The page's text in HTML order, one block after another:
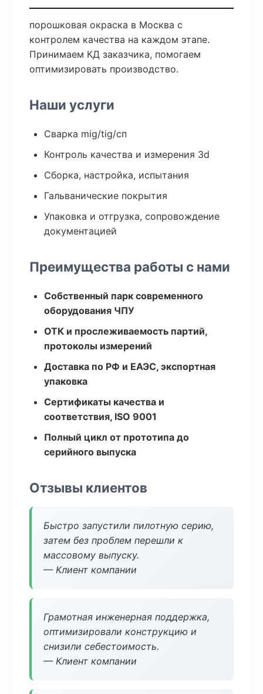
порошковая окраска в Москва с
контролем качества на каждом этапе.
Принимаем КД заказчика, помогаем
оптимизировать производство.
Наши услуги
Сварка mig/tig/сп
Контроль качества и измерения 3d
Сборка, настройка, испытания
Гальванические покрытия
Упаковка и отгрузка, сопровождение
документацией
Преимущества работы с нами
Собственный парк современного
оборудования ЧПУ
ОТК и прослеживаемость партий,
протоколы измерений
Доставка по РФ и ЕАЭС, экспортная
упаковка
Сертификаты качества и
соответствия, ISO 9001
Полный цикл от прототипа до
серийного выпуска
Отзывы клиентов
Быстро запустили пилотную серию,
затем без проблем перешли к
массовому выпуску.
— Клиент компании
Грамотная инженерная поддержка,
оптимизировали конструкцию и
снизили себестоимость.
— Клиент компании